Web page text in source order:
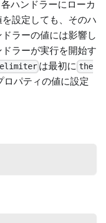
ハンドラーにローカ
設定しても、そのハ
ラーの値には影響し
ラーが実行を開始す
は最初に the
ロパティの値に設定